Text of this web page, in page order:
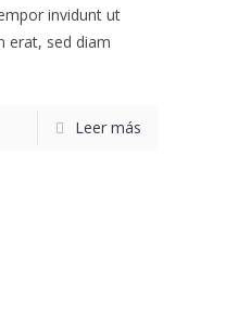
invidunt ut
erat, sed diam
Leer más